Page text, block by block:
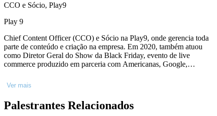
CCO e Sócio, Play9
Play 9
Chief Content Officer (CCO) e Sócio na Play9, onde gerencia toda
parte de conteúdo e criação na empresa. Em 2020, também atuou
como Diretor Geral do Show da Black Friday, evento de live
commerce produzido em parceria com Americanas, Google,
Conteúdo e lidava com planejamento e produção para plataformas
digitais, liderando equipes de criação e estratégia. Em 2018, foi o
case de sucesso dentro do território digital. Antes da incursão digital,
Ver mais
Palestrantes Relacionados